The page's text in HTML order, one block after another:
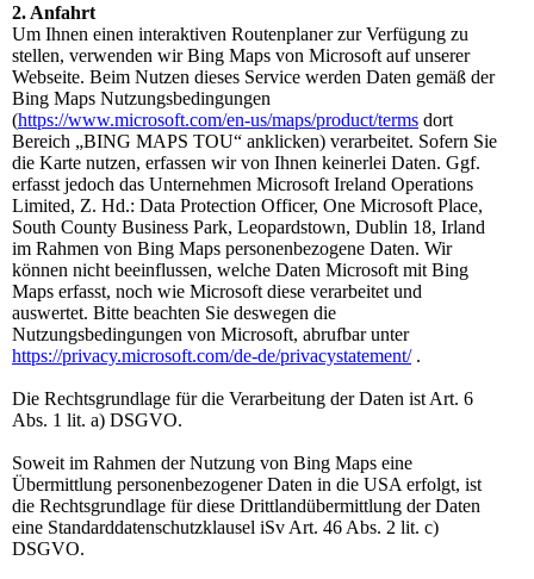
2. Anfahrt
Um Ihnen einen interaktiven Routenplaner zur Verfügung zu
stellen, verwenden wir Bing Maps von Microsoft auf unserer
Webseite. Beim Nutzen dieses Service werden Daten gemäß der
Bing Maps Nutzungsbedingungen
(https://www.microsoft.com/en-us/maps/product/terms dort
Bereich „BING MAPS TOU“ anklicken) verarbeitet. Sofern Sie
die Karte nutzen, erfassen wir von Ihnen keinerlei Daten. Ggf.
erfasst jedoch das Unternehmen Microsoft Ireland Operations
Limited, Z. Hd.: Data Protection Officer, One Microsoft Place,
South County Business Park, Leopardstown, Dublin 18, Irland
im Rahmen von Bing Maps personenbezogene Daten. Wir
können nicht beeinflussen, welche Daten Microsoft mit Bing
Maps erfasst, noch wie Microsoft diese verarbeitet und
auswertet. Bitte beachten Sie deswegen die
Nutzungsbedingungen von Microsoft, abrufbar unter
https://privacy.microsoft.com/de-de/privacystatement/.
Die Rechtsgrundlage für die Verarbeitung der Daten ist Art. 6
Abs. 1 lit. a) DSGVO.
Soweit im Rahmen der Nutzung von Bing Maps eine
Übermittlung personenbezogener Daten in die USA erfolgt, ist
die Rechtsgrundlage für diese Drittlandübermittlung der Daten
eine Standarddatenschutzklausel iSv Art. 46 Abs. 2 lit. c)
DSGVO.